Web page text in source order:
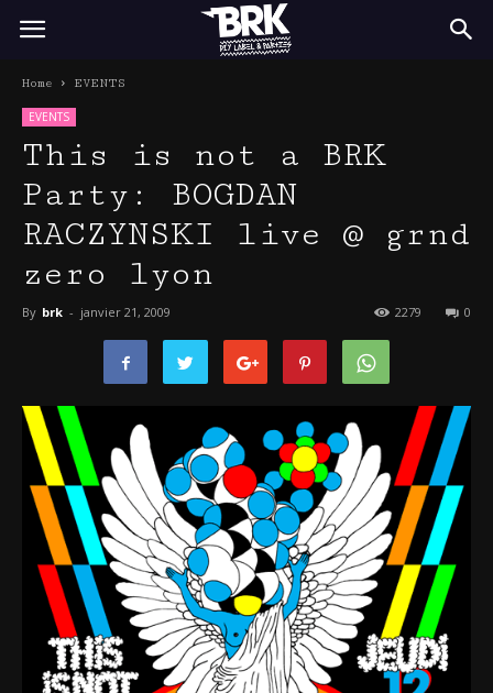
BRK
Home EVENTS
EVENTS
This is not a BRK
Party: BOGDAN
RACZYNSKI live @ grnd
zero lyon
By brk - janvier 21, 2009 0
2279